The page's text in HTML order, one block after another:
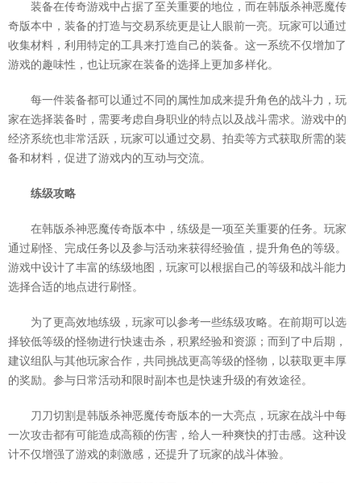
装备在传奇游戏中占据了至关重要的地位，而在韩版杀神恶魔传
奇版本中，装备的打造与交易系统更是让人眼前一亮。玩家可以通过
收集材料，利用特定的工具来打造自己的装备。这一系统不仅增加了
游戏的趣味性，也让玩家在装备的选择上更加多样化。
每一件装备都可以通过不同的属性加成来提升角色的战斗力，玩
家在选择装备时，需要考虑自身职业的特点以及战斗需求。游戏中的
经济系统也非常活跃，玩家可以通过交易、拍卖等方式获取所需的装
备和材料，促进了游戏内的互动与交流。
练级攻略
在韩版杀神恶魔传奇版本中，练级是一项至关重要的任务。玩家
通过刷怪、完成任务以及参与活动来获得经验值，提升角色的等级。
游戏中设计了丰富的练级地图，玩家可以根据自己的等级和战斗能力
选择合适的地点进行刷怪。
为了更高效地练级，玩家可以参考一些练级攻略。在前期可以选
择较低等级的怪物进行快速击杀，积累经验和资源；而到了中后期，
建议组队与其他玩家合作，共同挑战更高等级的怪物，以获取更丰厚
的奖励。参与日常活动和限时副本也是快速升级的有效途径。
刀刀切割是韩版杀神恶魔传奇版本的一大亮点，玩家在战斗中每
一次攻击都有可能造成高额的伤害，给人一种爽快的打击感。这种设
计不仅增强了游戏的刺激感，还提升了玩家的战斗体验。